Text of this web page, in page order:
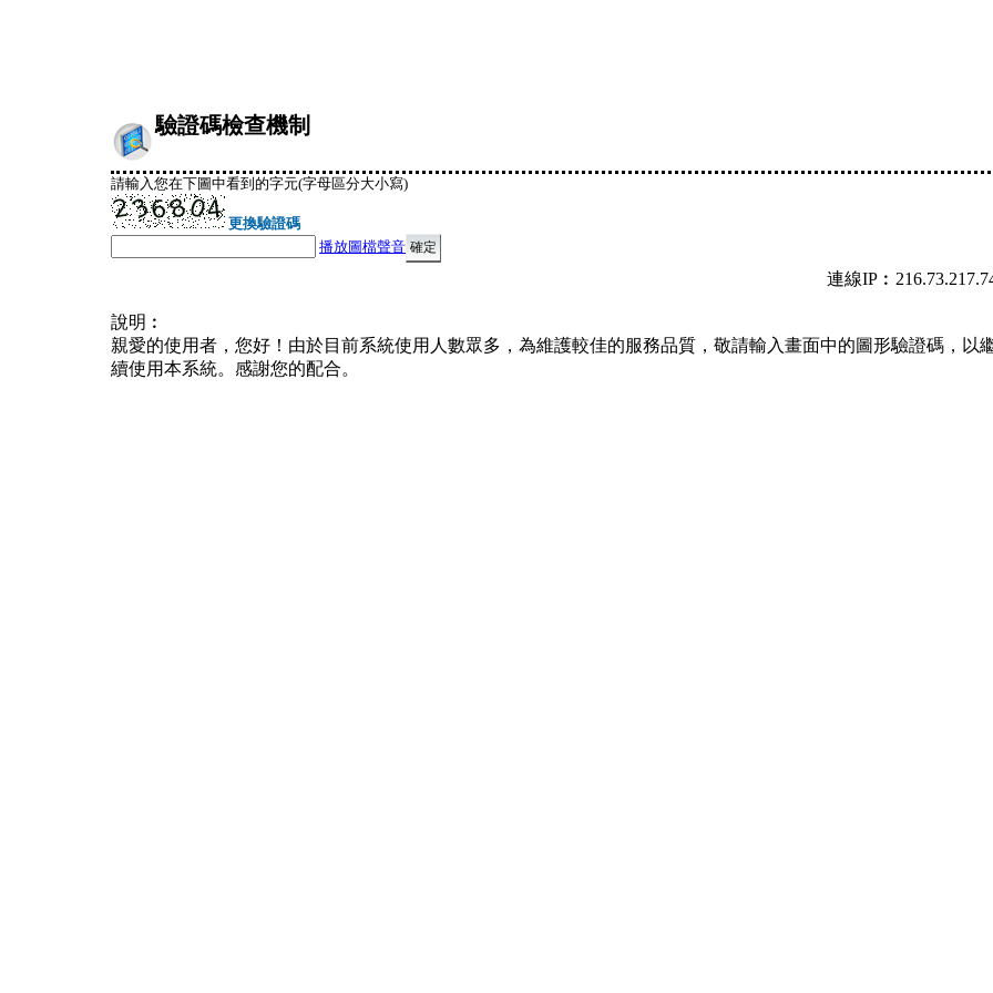
驗證碼檢查機制
請輸入您在下圖中看到的字元(字母區分大小寫)
更換驗證碼
播放圖檔聲音
連線
說明︰
親愛的使用者，您好！由於目前系統使用人數眾多，為維護較佳的服務品質，敬請輸入畫面中的圖形驗證碼，以
續使用本系統。感謝您的配合。